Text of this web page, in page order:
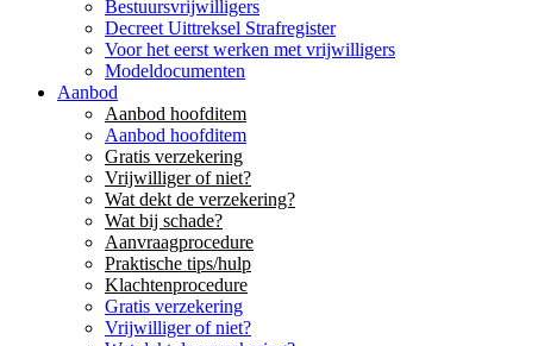
Bestuursvrijwilligers
Decreet Uittreksel Strafregister
Voor het eerst werken met vrijwilligers
Modeldocumenten
Aanbod
Aanbod hoofditem
Aanbod hoofditem
Gratis verzekering
Vrijwilliger of niet?
Wat dekt de verzekering?
Wat bij schade?
Aanvraagprocedure
Praktische tips/hulp
Klachtenprocedure
Gratis verzekering
Vrijwilliger of niet?